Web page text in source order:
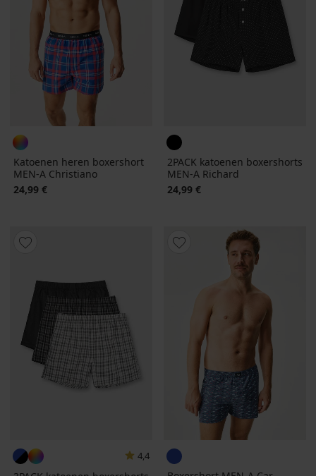
Katoenen heren boxershort
MEN-A Christiano
24,99 €
2PACK katoenen boxershorts
MEN-A Richard
24,99 €
4,4